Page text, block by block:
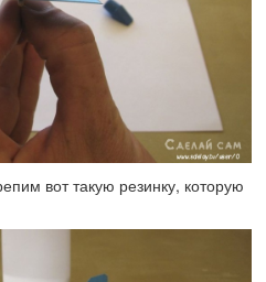
вот такую резинку, которую